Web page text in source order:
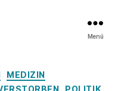
Menü
MEDIZIN
POLITIK